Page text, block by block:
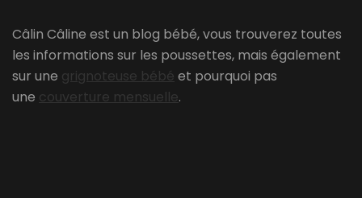
Câlin Câline est un blog bébé, vous trouverez toutes
les informations sur les poussettes, mais également
sur une grignoteuse bébé et pourquoi pas
une couverture mensuelle.